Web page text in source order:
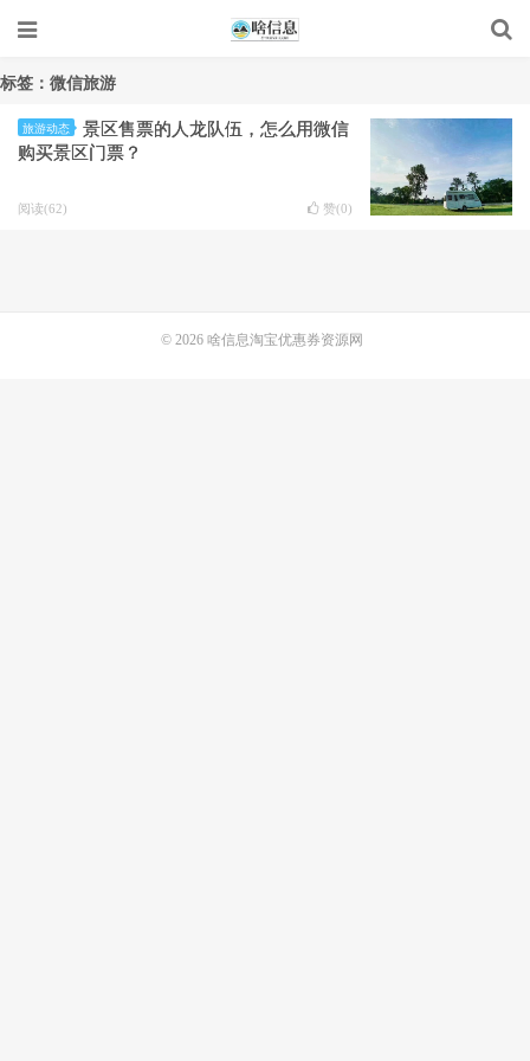
标签：微信旅游
旅游动态
景区售票的人龙队伍，怎么用微信
购买景区门票？
阅读(62) 赞(0)
© 2026 啥信息淘宝优惠券资源网